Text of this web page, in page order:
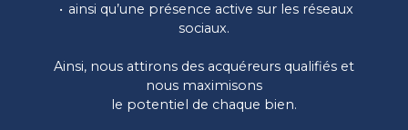
ainsi qu’une présence active sur les réseaux
sociaux.
Ainsi, nous attirons des acquéreurs qualifiés et
nous maximisons
le potentiel de chaque bien.